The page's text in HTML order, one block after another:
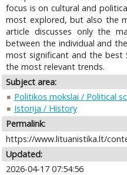
focus is on cultural and
most explored, but also the
article discusses only the
between the individual and
most significant and the best
the most relevant trends.
Subject area:
Politikos mokslai / Political
Istorija / History
Permalink:
https://www.lituanistika.lt/
Updated:
2026-04-17 07:54:56